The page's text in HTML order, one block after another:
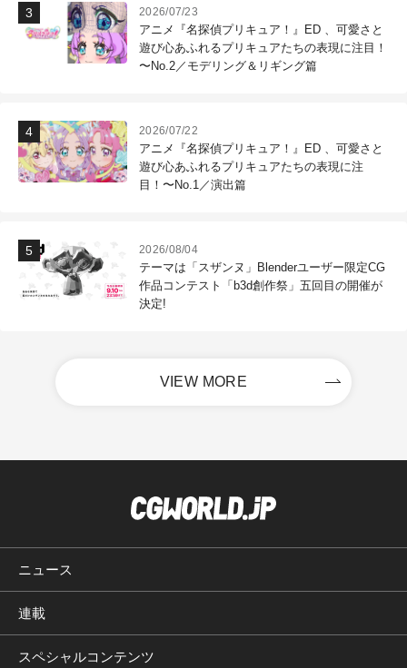
2026/07/23
アニメ『名探偵プリキュア！』ED 、可愛さと
遊び心あふれるプリキュアたちの表現に注目！
〜No.2／モデリング＆リギング篇
2026/07/22
アニメ『名探偵プリキュア！』ED 、可愛さと
遊び心あふれるプリキュアたちの表現に注
目！〜No.1／演出篇
2026/08/04
テーマは「スザンヌ」Blenderユーザー限定CG
作品コンテスト「b3d創作祭」五回目の開催が
決定!
VIEW MORE
ニュース
連載
スペシャルコンテンツ